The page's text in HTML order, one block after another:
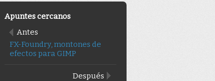
Apuntes cercanos
Antes
FX-Foundry, montones de
efectos para GIMP
Después